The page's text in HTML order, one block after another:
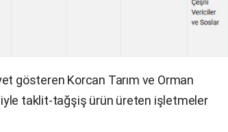
gösteren Korcan Tarım ve Orman
taklit-tağşiş ürün üreten işletmeler